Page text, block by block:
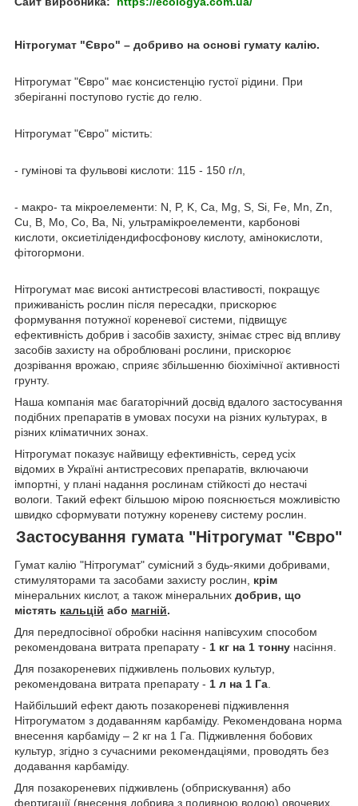
Нітрогумат "Євро" – добриво на основі гумату калію.
Нітрогумат "Євро" має консистенцію густої рідини. При
зберіганні поступово густіє до гелю.
Нітрогумат "Євро" містить:
- гумінові та фульвові кислоти: 115 - 150 г/л,
- макро- та мікроелементи: N, P, K, Ca, Mg, S, Si, Fe, Mn, Zn,
Cu, B, Mo, Co, Ba, Ni, ультрамікроелементи, карбонові
кислоти, оксиетілідендифосфонову кислоту, амінокислоти,
фітогормони.
Нітрогумат має високі антистресові властивості, покращує
приживаність рослин після пересадки, прискорює
формування потужної кореневої системи, підвищує
ефективність добрив і засобів захисту, знімає стрес від впливу
засобів захисту на оброблювані рослини, прискорює
дозрівання врожаю, сприяє збільшенню біохімічної активності
грунту.
Наша компанія має багаторічний досвід вдалого застосування
подібних препаратів в умовах посухи на різних культурах, в
різних кліматичних зонах.
Нітрогумат показує найвищу ефективність, серед усіх
відомих в Україні антистресових препаратів, включаючи
імпортні, у плані надання рослинам стійкості до нестачі
вологи. Такий ефект більшою мірою пояснюється можливістю
швидко сформувати потужну кореневу систему рослин.
Застосування гумата "Нітрогумат "Євро"
Гумат калію "Нітрогумат" сумісний з будь-якими добривами,
стимуляторами та засобами захисту рослин, крім
мінеральних кислот, а також мінеральних добрив, що
містять кальцій або магній.
Для передпосівної обробки насіння напівсухим способом
рекомендована витрата препарату - 1 кг на 1 тонну насіння.
Для позакореневих підживлень польових культур,
рекомендована витрата препарату - 1 л на 1 Га.
Найбільший ефект дають позакореневі підживлення
Нітрогуматом з додаванням карбаміду. Рекомендована норма
внесення карбаміду – 2 кг на 1 Га. Підживлення бобових
культур, згідно з сучасними рекомендаціями, проводять без
додавання карбаміду.
Для позакореневих підживлень (обприскування) або
фертигації (внесення добрива з поливною водою) овочевих,